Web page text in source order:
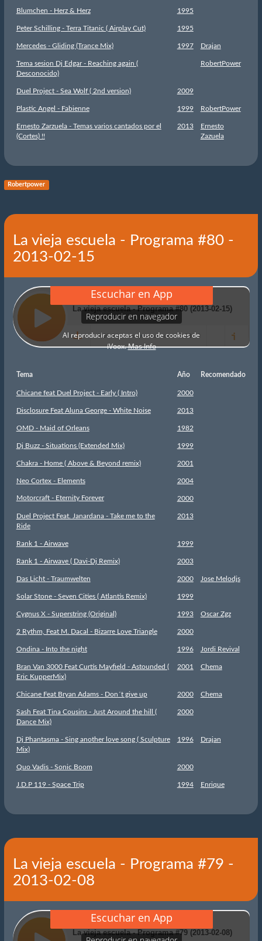
Blumchen - Herz & Herz 1995
Peter Schilling - Terra Titanic ( Airplay Cut) 1995
Mercedes - Gliding (Trance Mix) 1997 Drajan
Tema sesion Dj Edgar - Reaching again (
Desconocido)
RobertPower
Duel Project - Sea Wolf ( 2nd version) 2009
Plastic Angel - Fabienne 1999 RobertPower
Ernesto Zarzuela - Temas varios cantados por el
(Cortes) !!
2013
Ernesto
Zazuela
Robertpower
La vieja escuela - Programa #80 -
2013-02-15
Tema Año Recomendado
Chicane feat Duel Project - Early ( Intro) 2000
Disclosure Feat Aluna George - White Noise 2013
OMD - Maid of Orleans 1982
Dj Buzz - Situations (Extended Mix) 1999
Chakra - Home ( Above & Beyond remix) 2001
Neo Cortex - Elements 2004
Motorcraft - Eternity Forever 2000
Duel Project Feat. Janardana - Take me to the
Ride
2013
Rank 1 - Airwave 1999
Rank 1 - Airwave ( Davi-Dj Remix) 2003
Das Licht - Traumwelten 2000 Jose Melodjs
Solar Stone - Seven Cities ( Atlantis Remix) 1999
Cygnus X - Superstring (Original) 1993 Oscar Zgz
2 Rythm, Feat M. Dacal - Bizarre Love Triangle 2000
Ondina - Into the night 1996 Jordi Revival
Bran Van 3000 Feat Curtis Mayfield - Astounded (
Eric KupperMix)
2001 Chema
Chicane Feat Bryan Adams - Don´t give up 2000 Chema
Sash Feat Tina Cousins - Just Around the hill (
Dance Mix)
2000
Dj Phantasma - Sing another love song ( Sculpture
Mix)
1996 Drajan
Quo Vadis - Sonic Boom 2000
J.D.P 119 - Space Trip 1994 Enrique
La vieja escuela - Programa #79 -
2013-02-08